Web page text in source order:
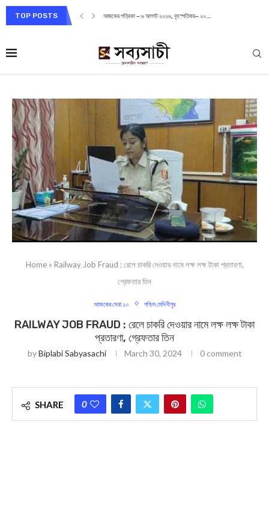
TOP POSTS আজকের পত্রিকা – ৬ আগস্ট ২০২৬, বৃহস্পতিবার– ২০...
Home» Railway Job Fraud : রেলে চাকরি দেওয়ার নামে লক্ষ লক্ষ টাকা প্রতারণা,
গ্রেফতার তিন
আজকের সেরা ১০ পশ্চিম মেদিনীপুর
RAILWAY JOB FRAUD : রেলে চাকরি দেওয়ার নামে লক্ষ লক্ষ টাকা
প্রতারণা, গ্রেফতার তিন
byBiplabi Sabyasachi March 30, 2024 0 comment
SHARE 0